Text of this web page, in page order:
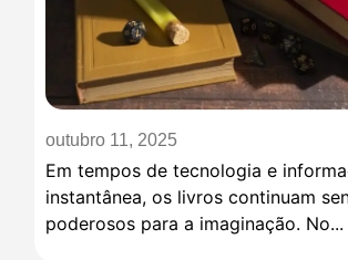
outubro 11, 2025
Em tempos de tecnologia e
instantânea, os livros continuam
poderosos para a imaginação. No...